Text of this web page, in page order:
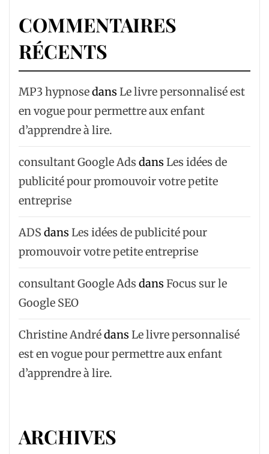
COMMENTAIRES
RÉCENTS
MP3 hypnosedans Le livre personnalisé est
en vogue pour permettre aux enfant
d’apprendre à lire.
consultant Google Ads dans Les idées de
publicité pour promouvoir votre petite
entreprise
ADS dans Les idées de publicité pour
promouvoir votre petite entreprise
consultant Google Ads dans Focus sur le
Google SEO
Christine Andrédans Le livre personnalisé
est en vogue pour permettre aux enfant
d’apprendre à lire.
ARCHIVES